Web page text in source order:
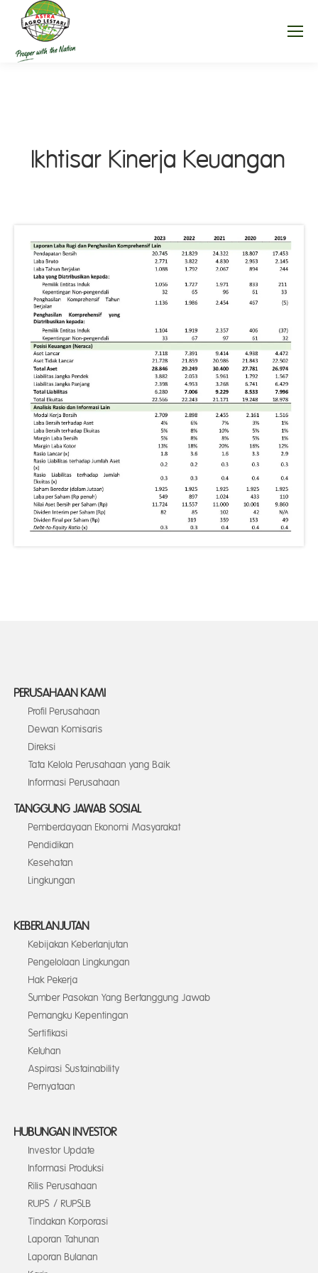
Ikhtisar Kinerja Keuangan
PERUSAHAAN KAMI
Profil Perusahaan
Dewan Komisaris
Direksi
Tata Kelola Perusahaan yang Baik
Informasi Perusahaan
TANGGUNG JAWAB SOSIAL
Pemberdayaan Ekonomi Masyarakat
Pendidikan
Kesehatan
Lingkungan
KEBERLANJUTAN
Kebijakan Keberlanjutan
Pengelolaan Lingkungan
Hak Pekerja
Sumber Pasokan Yang Bertanggung Jawab
Pemangku Kepentingan
Sertifikasi
Keluhan
Aspirasi Sustainability
Pernyataan
HUBUNGAN INVESTOR
Investor Update
Informasi Produksi
Rilis Perusahaan
RUPS / RUPSLB
Tindakan Korporasi
Laporan Tahunan
Laporan Bulanan